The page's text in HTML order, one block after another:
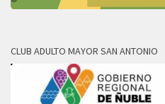
CLUB ADULTO MAYOR SAN ANTONIO